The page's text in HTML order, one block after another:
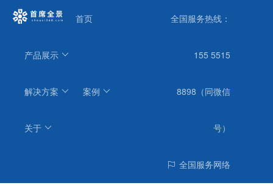
首页
产品展示
解决方案 案例
关于
全国服务热线：
155 5515
8898（同微信
号）
全国服务网络